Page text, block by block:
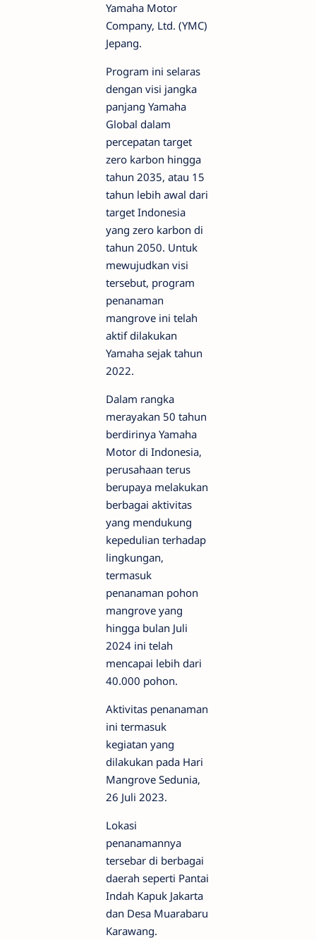
Yamaha Motor
Company, Ltd. (YMC)
Jepang.
Program ini selaras
dengan visi jangka
panjang Yamaha
Global dalam
percepatan target
zero karbon hingga
tahun 2035, atau 15
tahun lebih awal dari
target Indonesia
yang zero karbon di
tahun 2050. Untuk
mewujudkan visi
tersebut, program
penanaman
mangrove ini telah
aktif dilakukan
Yamaha sejak tahun
2022.
Dalam rangka
merayakan 50 tahun
berdirinya Yamaha
Motor di Indonesia,
perusahaan terus
berupaya melakukan
berbagai aktivitas
yang mendukung
kepedulian terhadap
lingkungan,
termasuk
penanaman pohon
mangrove yang
hingga bulan Juli
2024 ini telah
mencapai lebih dari
40.000 pohon.
Aktivitas penanaman
ini termasuk
kegiatan yang
dilakukan pada Hari
Mangrove Sedunia,
26 Juli 2023.
Lokasi
penanamannya
tersebar di berbagai
daerah seperti Pantai
Indah Kapuk Jakarta
dan Desa Muarabaru
Karawang.